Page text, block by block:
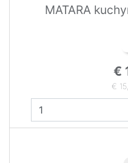
MATARA
€
€